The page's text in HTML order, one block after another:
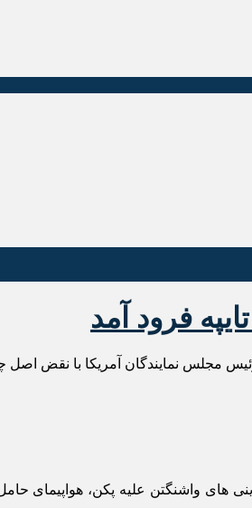
فرود آمد
مجلس نمایندگان آمریکا با نقض اصل
های واشنگتن علیه پکن، هواپیمای